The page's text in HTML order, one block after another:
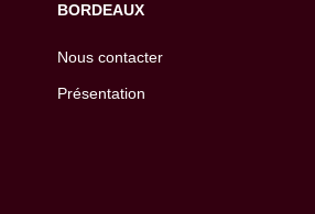
BORDEAUX
Nous contacter
Présentation